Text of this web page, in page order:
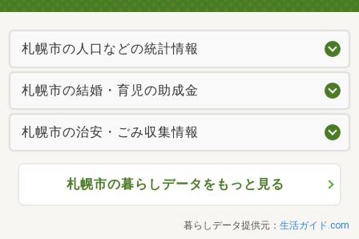
札幌市の人口などの統計情報
札幌市の結婚・育児の助成金
札幌市の治安・ごみ収集情報
札幌市の暮らしデータをもっと見る
暮らしデータ提供元： 生活ガイド.com